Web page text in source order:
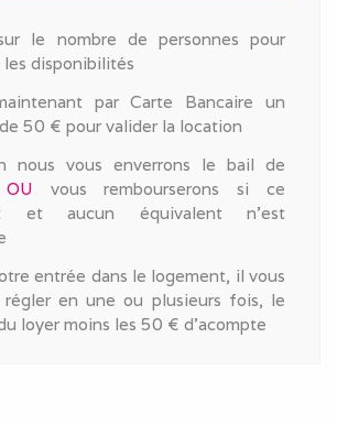
le nombre de personnes pour
disponibilités
par Carte Bancaire un
50 € pour valider la location
nous vous enverrons le bail de
OU vous rembourserons si ce
et aucun équivalent n'est
entrée dans le logement, il vous
régler en une ou plusieurs fois, le
loyer moins les 50 € d'acompte